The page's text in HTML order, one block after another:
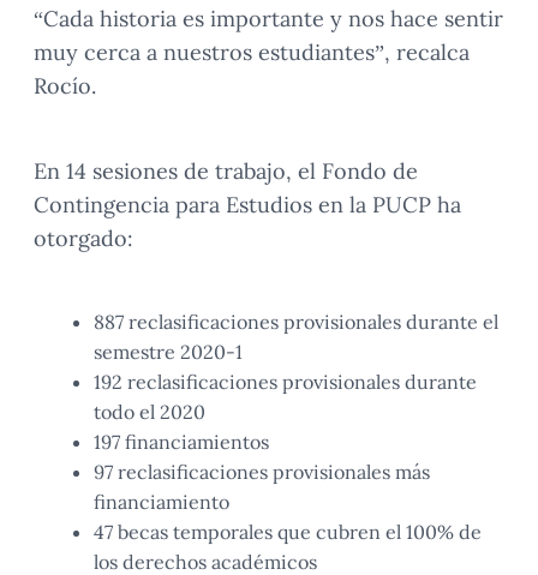
“Cada historia es importante y nos hace sentir
muy cerca a nuestros estudiantes”, recalca
Rocío.
En 14 sesiones de trabajo, el Fondo de
Contingencia para Estudios en la PUCP ha
otorgado:
887 reclasificaciones provisionales durante el
semestre 2020-1
192 reclasificaciones provisionales durante
todo el 2020
197 financiamientos
97 reclasificaciones provisionales más
financiamiento
47 becas temporales que cubren el 100% de
los derechos académicos